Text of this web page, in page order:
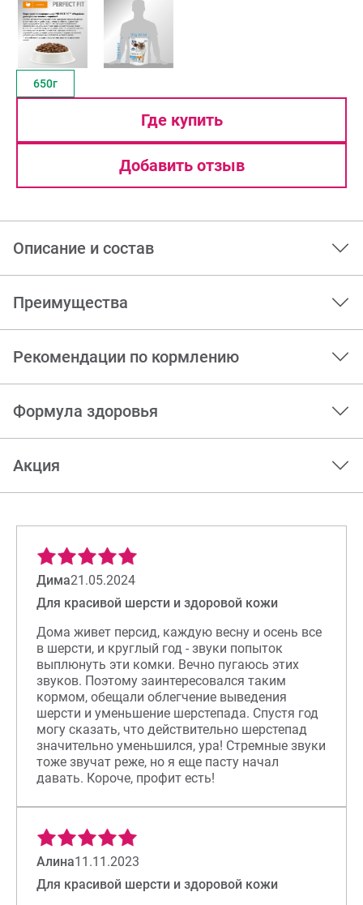
650г
Где купить
Добавить отзыв
Описание и состав
Преимущества
Рекомендации по кормлению
Формула здоровья
Акция
Дима21.05.2024
Для красивой шерсти и здоровой кожи
Дома живет персид, каждую весну и осень все
в шерсти, и круглый год - звуки попыток
выплюнуть эти комки. Вечно пугаюсь этих
звуков. Поэтому заинтересовался таким
кормом, обещали облегчение выведения
шерсти и уменьшение шерстепада. Спустя год
могу сказать, что действительно шерстепад
значительно уменьшился, ура! Стремные звуки
тоже звучат реже, но я еще пасту начал
давать. Короче, профит есть!
Алина11.11.2023
Для красивой шерсти и здоровой кожи